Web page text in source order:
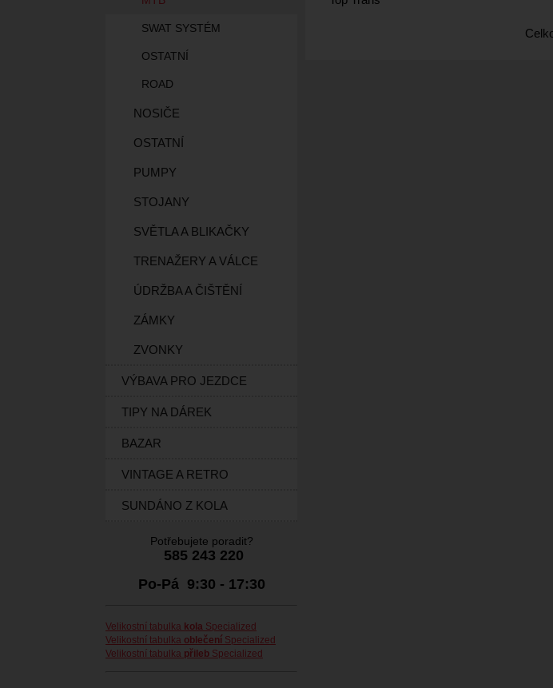
SWAT SYSTÉM
OSTATNÍ
ROAD
NOSIČE
OSTATNÍ
PUMPY
STOJANY
SVĚTLA A BLIKAČKY
TRENAŽERY A VÁLCE
ÚDRŽBA A ČIŠTĚNÍ
ZÁMKY
ZVONKY
VÝBAVA PRO JEZDCE
TIPY NA DÁREK
BAZAR
VINTAGE A RETRO
SUNDÁNO Z KOLA
Potřebujete poradit?
585 243 220
Po-Pá 9:30 - 17:30
Velikostní tabulka kola Specialized
Velikostní tabulka oblečení Specialized
Velikostní tabulka přileb Specialized